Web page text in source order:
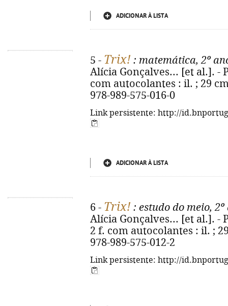
ADICIONAR À LISTA
5 - Trix! : matemática, 2º
Alícia Gonçalves... [et al.]. -
com autocolantes : il. ; 29
978-989-575-016-0
Link persistente: http://
ADICIONAR À LISTA
6 - Trix! : estudo do meio, 2º
Alícia Gonçalves... [et al.]. -
2 f. com autocolantes : il. ;
978-989-575-012-2
Link persistente: http://